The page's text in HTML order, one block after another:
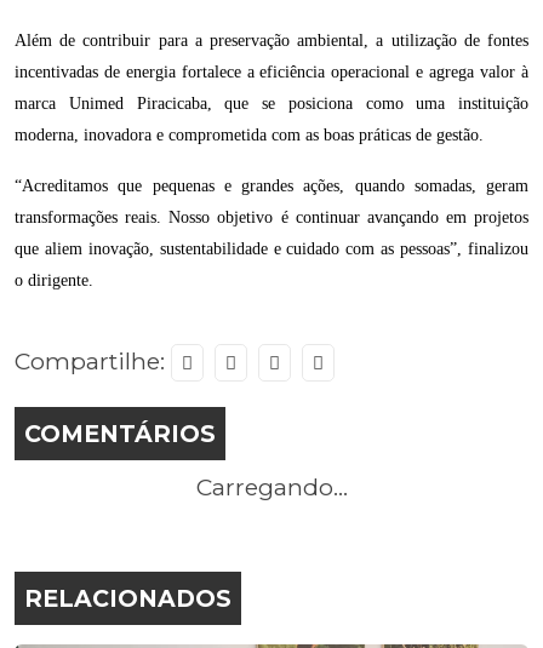
Além de contribuir para a preservação ambiental, a utilização de fontes
incentivadas de energia fortalece a eficiência operacional e agrega valor à
marca Unimed Piracicaba, que se posiciona como uma instituição
moderna, inovadora e comprometida com as boas práticas de gestão.
“Acreditamos que pequenas e grandes ações, quando somadas, geram
transformações reais. Nosso objetivo é continuar avançando em projetos
que aliem inovação, sustentabilidade e cuidado com as pessoas”, finalizou
o dirigente.
Compartilhe:
COMENTÁRIOS
Carregando...
RELACIONADOS